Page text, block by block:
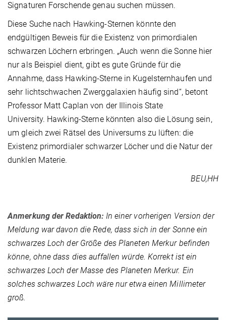
Signaturen Forschende genau suchen müssen.
Diese Suche nach Hawking-Sternen könnte den
endgültigen Beweis für die Existenz von primordialen
schwarzen Löchern erbringen. „Auch wenn die Sonne hier
nur als Beispiel dient, gibt es gute Gründe für die
Annahme, dass Hawking-Sterne in Kugelsternhaufen und
sehr lichtschwachen Zwerggalaxien häufig sind“, betont
Professor Matt Caplan von der Illinois State
University. Hawking-Sterne könnten also die Lösung sein,
um gleich zwei Rätsel des Universums zu lüften: die
Existenz primordialer schwarzer Löcher und die Natur der
dunklen Materie.
BEU,HH
Anmerkung der Redaktion: In einer vorherigen Version der
Meldung war davon die Rede, dass sich in der Sonne ein
schwarzes Loch der Größe des Planeten Merkur befinden
könne, ohne dass dies auffallen würde. Korrekt ist ein
schwarzes Loch der Masse des Planeten Merkur. Ein
solches schwarzes Loch wäre nur etwa einen Millimeter
groß.